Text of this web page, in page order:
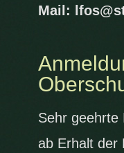
Mail:
Sehr geehrte
ab Erhalt der